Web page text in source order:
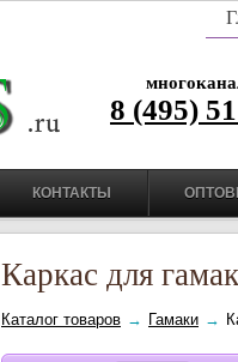
8 (495)
КОНТАКТЫ
Каркас для
Каталог товаров → Гамаки →